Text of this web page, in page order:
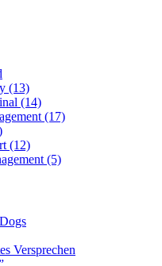
(13)
(14)
(17)
(12)
(5)
Versprechen